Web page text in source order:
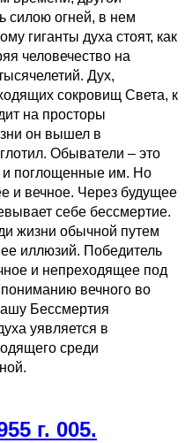
силою огней, в нем
гиганты духа стоят, как
человечество на
Дух,
сокровищ Света, к
на просторы
он вышел в
Обыватели – это
поглощенные им. Но
и вечное. Через будущее
себе бессмертие.
жизни обычной путем
иллюзий. Победитель
и непреходящее под
вечного во
Бессмертия
уявляется в
среди
г. 005.